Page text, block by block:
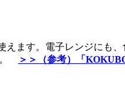
ます。電子レンジにも
。
＞＞（参考）「